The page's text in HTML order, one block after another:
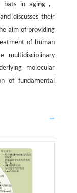
bats in aging，
discusses their
aim of providing
of human
multidisciplinary
molecular
of fundamental